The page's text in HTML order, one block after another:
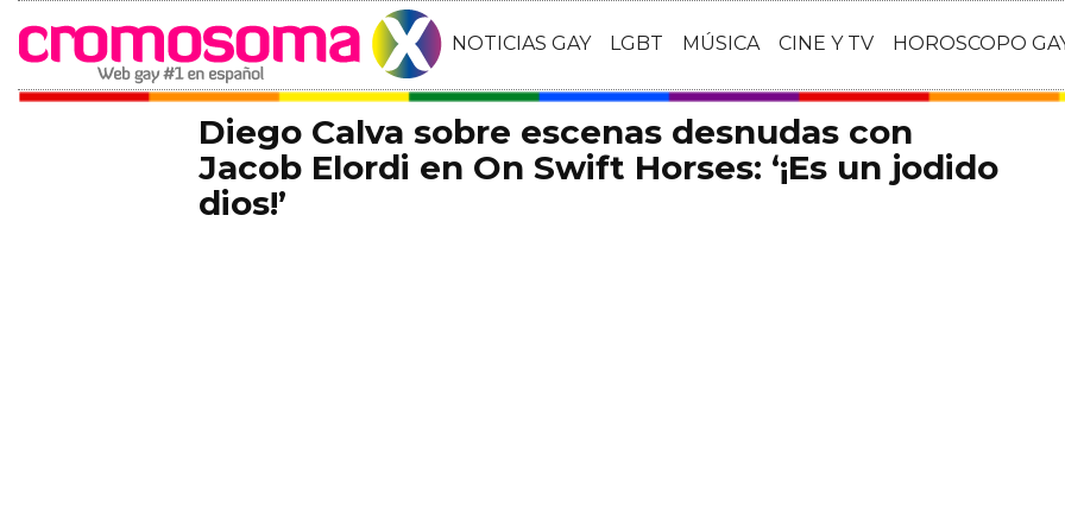
NOTICIAS GAY LGBT MÚSICA CINE Y TV HOROSCOPO
Diego Calva sobre escenas desnudas con
Jacob Elordi en On Swift Horses: ‘¡Es un jodido
dios!’